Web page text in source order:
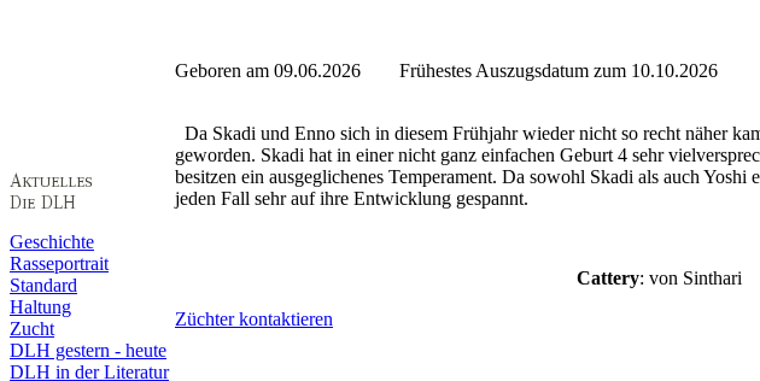
Geschichte
Rasseportrait
Standard
Haltung
Zucht
DLH gestern - heute
DLH in der Literatur
Geboren am 09.06.2026 Frühestes Auszugsdatum zum 10.10.2026
Da Skadi und Enno sich in diesem Frühjahr wieder nicht so recht näher
geworden. Skadi hat in einer nicht ganz einfachen Geburt 4 sehr
besitzen ein ausgeglichenes Temperament. Da sowohl Skadi als auch
jeden Fall sehr auf ihre Entwicklung gespannt.
Cattery: von Sinthari
Züchter kontaktieren